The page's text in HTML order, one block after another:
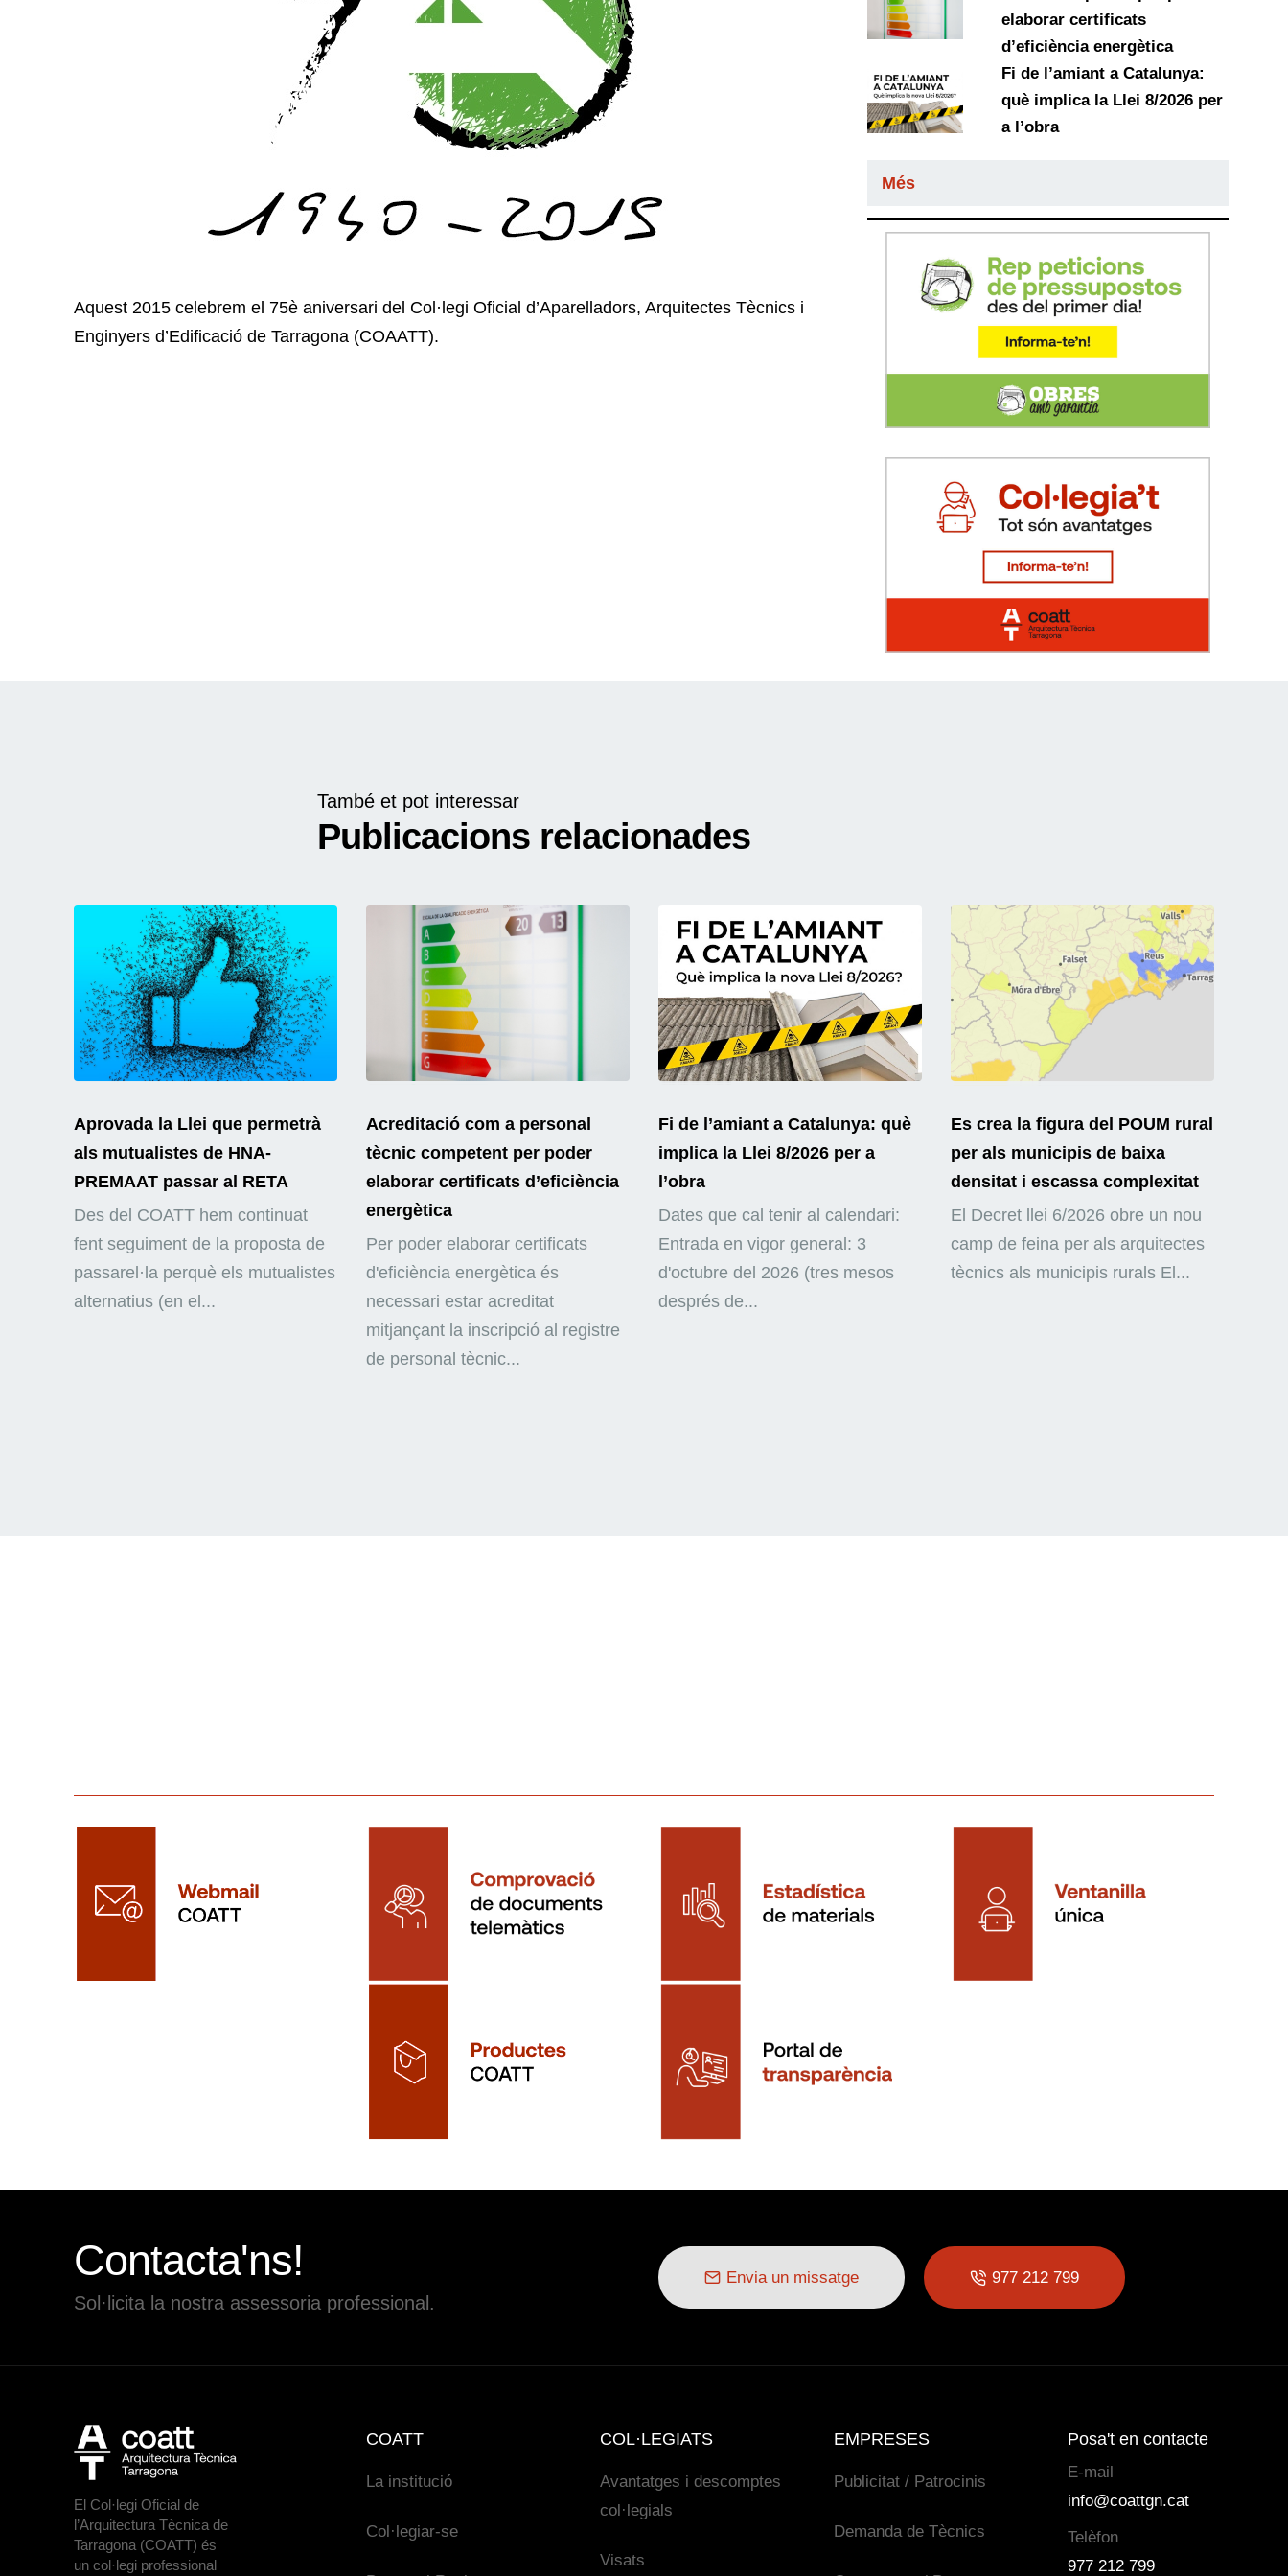
Aquest 2015 celebrem el 75è aniversari del Col·legi Oficial d’Aparelladors, Arquitectes Tècnics i
Enginyers d’Edificació de Tarragona (COAATT).
elaborar certificats
d’eficiència energètica
Fi de l’amiant a Catalunya:
què implica la Llei 8/2026 per
a l’obra
Més
També et pot interessar
Publicacions relacionades
Aprovada la Llei que permetrà
als mutualistes de HNA-
PREMAAT passar al RETA
Des del COATT hem continuat
fent seguiment de la proposta de
passarel·la perquè els mutualistes
alternatius (en el...
Acreditació com a personal
tècnic competent per poder
elaborar certificats d’eficiència
energètica
Per poder elaborar certificats
d'eficiència energètica és
necessari estar acreditat
mitjançant la inscripció al registre
de personal tècnic...
Fi de l’amiant a Catalunya: què
implica la Llei 8/2026 per a
l’obra
Dates que cal tenir al calendari:
Entrada en vigor general: 3
d'octubre del 2026 (tres mesos
després de...
Es crea la figura del POUM rural
per als municipis de baixa
densitat i escassa complexitat
El Decret llei 6/2026 obre un nou
camp de feina per als arquitectes
tècnics als municipis rurals El...
Contacta'ns!
Sol·licita la nostra assessoria professional.
Envia un missatge 977 212 799
El Col·legi Oficial de
l’Arquitectura Tècnica de
Tarragona (COATT) és
un col·legi professional
COATT
La institució
Col·legiar-se
COL·LEGIATS
Avantatges i descomptes
col·legials
Visats
EMPRESES
Publicitat / Patrocinis
Demanda de Tècnics
Posa't en contacte
E-mail
info@coattgn.cat
Telèfon
977 212 799